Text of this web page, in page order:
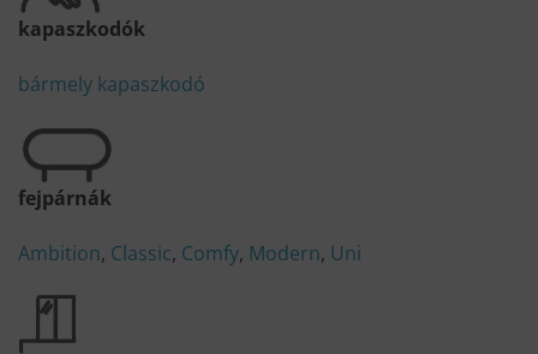
kapaszkodók
bármely kapaszkodó
fejpárnák
Ambition, Classic, Comfy, Modern, Uni